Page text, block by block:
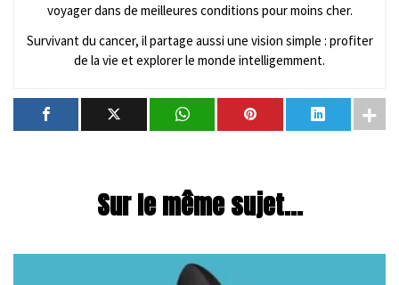
voyager dans de meilleures conditions pour moins cher.
Survivant du cancer, il partage aussi une vision simple : profiter
de la vie et explorer le monde intelligemment.
Sur le même sujet...